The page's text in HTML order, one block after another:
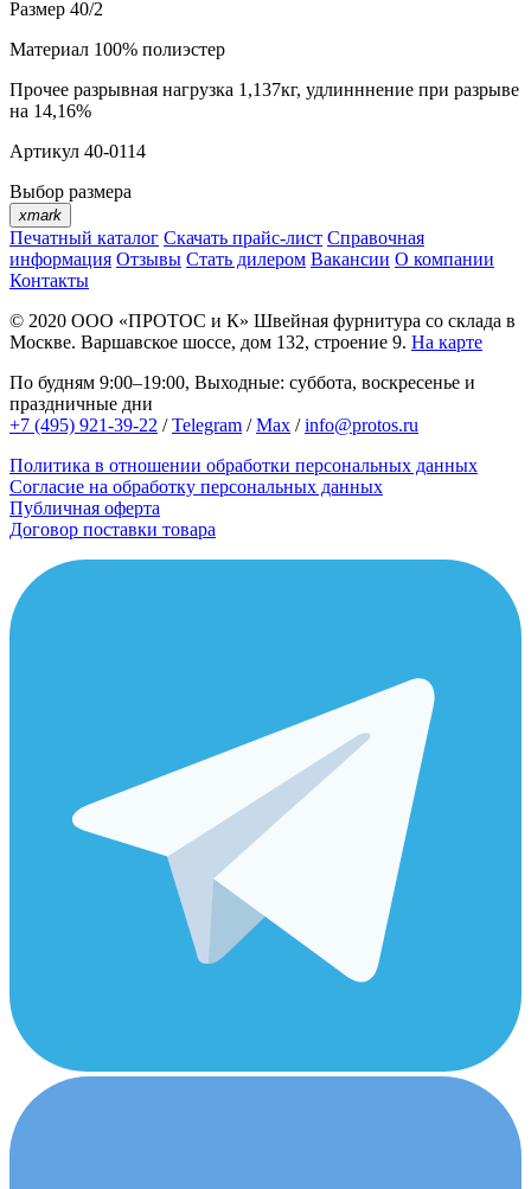
Размер 40/2
Материал 100% полиэстер
Прочее разрывная нагрузка 1,137кг, удлинннение при разрыве
на 14,16%
Артикул 40-0114
Выбор размера
xmark
Печатный каталог Скачать прайс-лист Справочная
информация Отзывы Стать дилером Вакансии О компании
Контакты
© 2020 ООО «ПРОТОС и К» Швейная фурнитура со склада в
Москве. Варшавское шоссе, дом 132, строение 9. На карте
По будням 9:00–19:00, Выходные: суббота, воскресенье и
праздничные дни
+7 (495) 921-39-22 /Telegram /Max /info@protos.ru
Политика в отношении обработки персональных данных
Согласие на обработку персональных данных
Публичная оферта
Договор поставки товара